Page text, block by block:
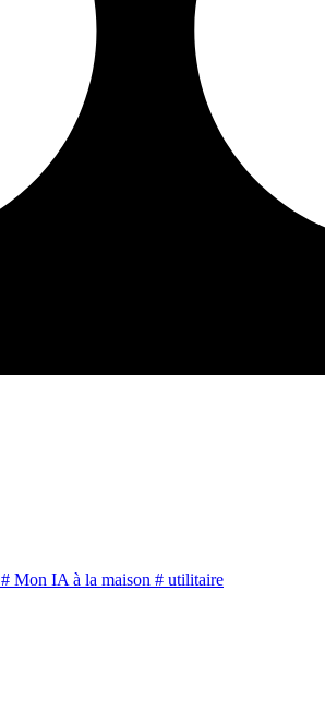
# Mon IA à la maison # utilitaire